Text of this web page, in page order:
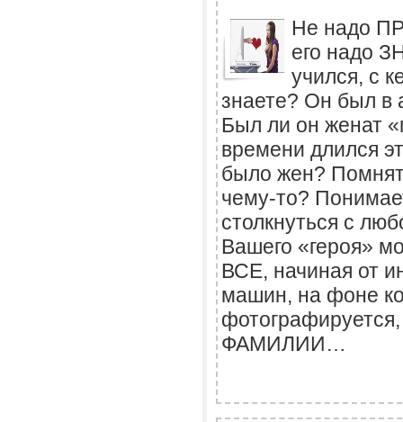
Не надо
его надо
учился, с
знаете? Он был в
Был ли он женат
времени длился
было жен? Помнят
чему-то?
столкнуться с
Вашего «героя»
ВСЕ, начиная от
машин, на фоне
ФАМИЛИИ…